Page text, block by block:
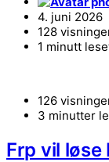
4. juni 2026
128
1 minutt
126
3 minutter
Frp vil